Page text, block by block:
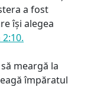
a fost
își alegea
meargă la
împăratul